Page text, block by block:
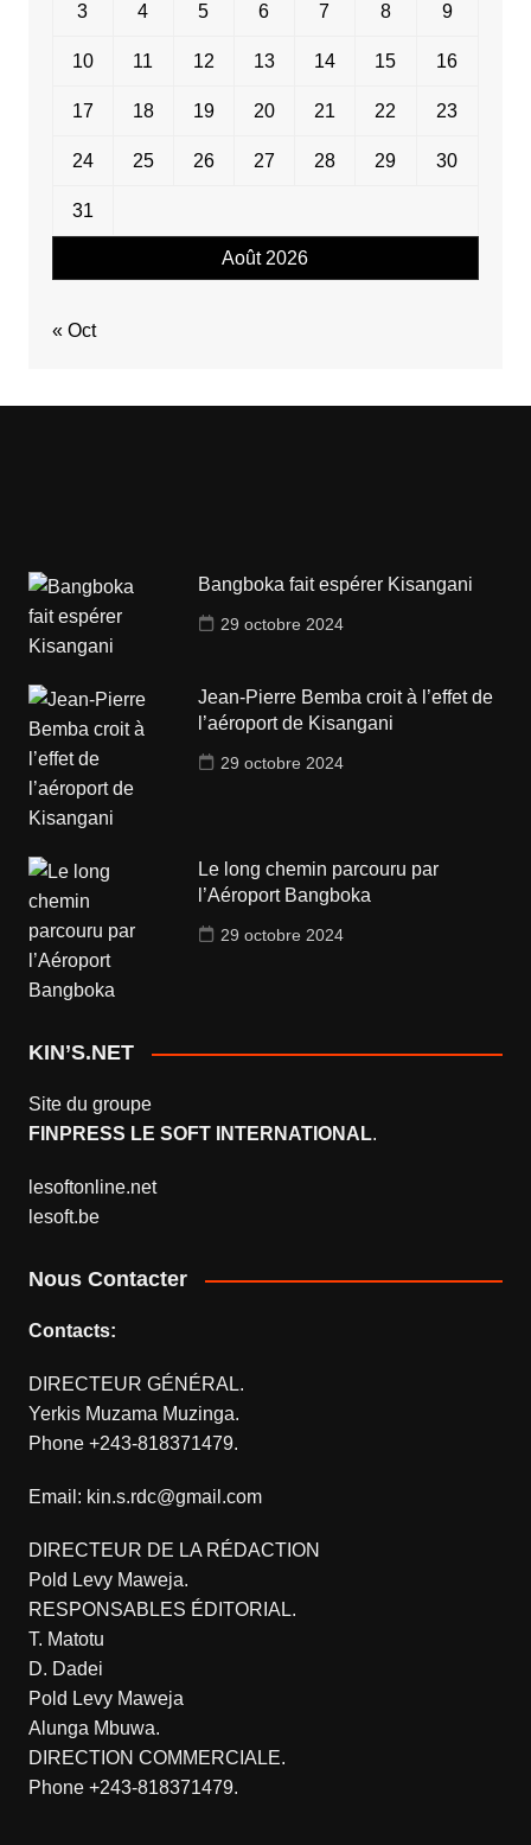
Août 2026
3 4 5 6 7 8 9
10 11 12 13 14 15 16
17 18 19 20 21 22 23
24 25 26 27 28 29 30
31
« Oct
Bangboka fait espérer Kisangani
29 octobre 2024
Jean-Pierre Bemba croit à l’effet de
l’aéroport de Kisangani
29 octobre 2024
Le long chemin parcouru par
l’Aéroport Bangboka
29 octobre 2024
KIN’S.NET
Site du groupe
FINPRESS LE SOFT INTERNATIONAL.
lesoftonline.net
lesoft.be
Nous Contacter
Contacts:
DIRECTEUR GÉNÉRAL.
Yerkis Muzama Muzinga.
Phone +243-818371479.
Email: kin.s.rdc@gmail.com
DIRECTEUR DE LA RÉDACTION
Pold Levy Maweja.
RESPONSABLES ÉDITORIAL.
T. Matotu
D. Dadei
Pold Levy Maweja
Alunga Mbuwa.
DIRECTION COMMERCIALE.
Phone +243-818371479.